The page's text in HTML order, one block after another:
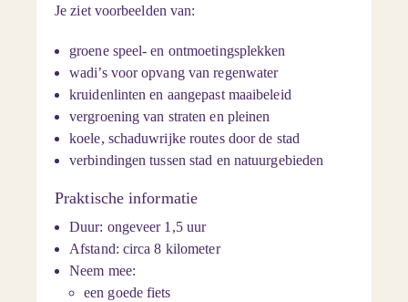
Je ziet voorbeelden van:
groene speel- en ontmoetingsplekken
wadi’s voor opvang van regenwater
kruidenlinten en aangepast maaibeleid
vergroening van straten en pleinen
koele, schaduwrijke routes door de stad
verbindingen tussen stad en natuurgebieden
Praktische informatie
Duur: ongeveer 1,5 uur
Afstand: circa 8 kilometer
Neem mee:
een goede fiets